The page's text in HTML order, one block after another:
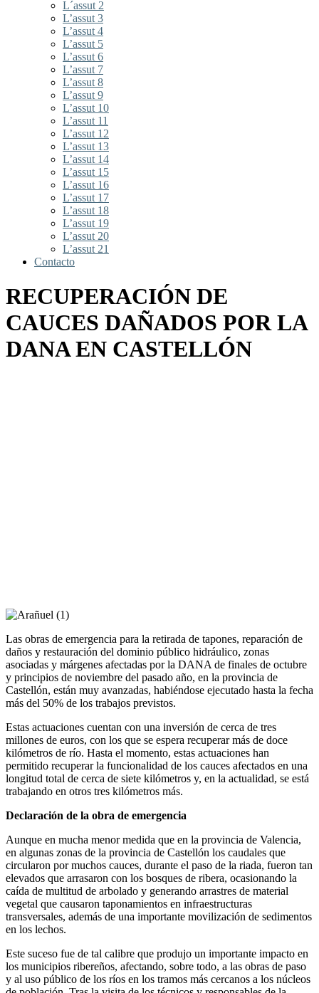
L´assut 2
L’assut 3
L’assut 4
L’assut 5
L’assut 6
L’assut 7
L’assut 8
L’assut 9
L’assut 10
L’assut 11
L’assut 12
L’assut 13
L’assut 14
L’assut 15
L’assut 16
L’assut 17
L’assut 18
L’assut 19
L’assut 20
L’assut 21
Contacto
RECUPERACIÓN DE
CAUCES DAÑADOS POR LA
DANA EN CASTELLÓN
Las obras de emergencia para la retirada de tapones, reparación de
daños y restauración del dominio público hidráulico, zonas
asociadas y márgenes afectadas por la DANA de finales de octubre
y principios de noviembre del pasado año, en la provincia de
Castellón, están muy avanzadas, habiéndose ejecutado hasta la fecha
más del 50% de los trabajos previstos.
Estas actuaciones cuentan con una inversión de cerca de tres
millones de euros, con los que se espera recuperar más de doce
kilómetros de río. Hasta el momento, estas actuaciones han
permitido recuperar la funcionalidad de los cauces afectados en una
longitud total de cerca de siete kilómetros y, en la actualidad, se está
trabajando en otros tres kilómetros más.
Declaración de la obra de emergencia
Aunque en mucha menor medida que en la provincia de Valencia,
en algunas zonas de la provincia de Castellón los caudales que
circularon por muchos cauces, durante el paso de la riada, fueron tan
elevados que arrasaron con los bosques de ribera, ocasionando la
caída de multitud de arbolado y generando arrastres de material
vegetal que causaron taponamientos en infraestructuras
transversales, además de una importante movilización de sedimentos
en los lechos.
Este suceso fue de tal calibre que produjo un importante impacto en
los municipios ribereños, afectando, sobre todo, a las obras de paso
y al uso público de los ríos en los tramos más cercanos a los núcleos